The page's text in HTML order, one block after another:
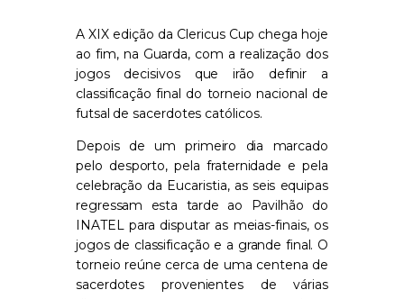
A XIX edição da Clericus Cup chega hoje
ao fim, na Guarda, com a realização dos
jogos decisivos que irão definir a
classificação final do torneio nacional de
futsal de sacerdotes católicos.
Depois de um primeiro dia marcado
pelo desporto, pela fraternidade e pela
celebração da Eucaristia, as seis equipas
regressam esta tarde ao Pavilhão do
INATEL para disputar as meias-finais, os
jogos de classificação e a grande final. O
torneio reúne cerca de uma centena de
sacerdotes provenientes de várias